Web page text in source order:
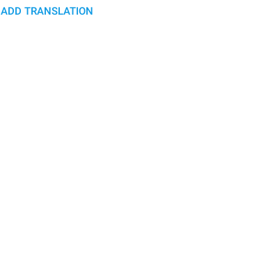
ADD TRANSLATION